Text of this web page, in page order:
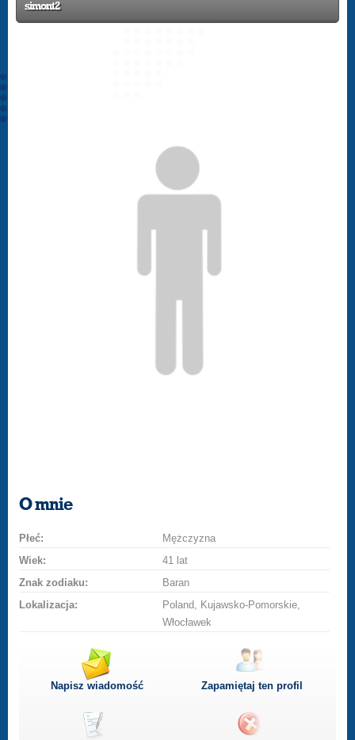
simont2
O mnie
Płeć:
Mężczyzna
Wiek:
41 lat
Znak zodiaku:
Baran
Lokalizacja:
Poland, Kujawsko-Pomorskie,
Włocławek
Napisz wiadomość Zapamiętaj ten profil